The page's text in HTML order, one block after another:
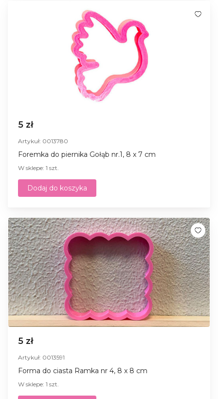
5 zł
Artykuł: 0013780
Foremka do piernika Gołąb nr.1, 8 x 7 cm
W sklepe: 1 szt.
Dodaj do koszyka
5 zł
Artykuł: 0013591
Forma do ciasta Ramka nr 4, 8 x 8 cm
W sklepe: 1 szt.